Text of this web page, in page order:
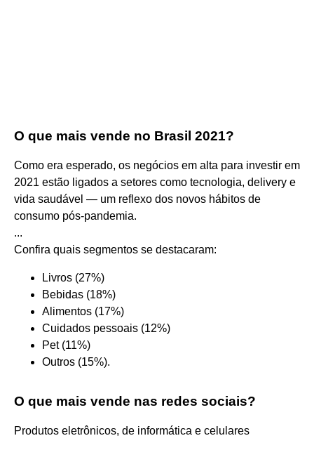
O que mais vende no Brasil 2021?
Como era esperado, os negócios em alta para investir em
2021 estão ligados a setores como tecnologia, delivery e
vida saudável — um reflexo dos novos hábitos de
consumo pós-pandemia.
...
Confira quais segmentos se destacaram:
Livros (27%)
Bebidas (18%)
Alimentos (17%)
Cuidados pessoais (12%)
Pet (11%)
Outros (15%).
O que mais vende nas redes sociais?
Produtos eletrônicos, de informática e celulares